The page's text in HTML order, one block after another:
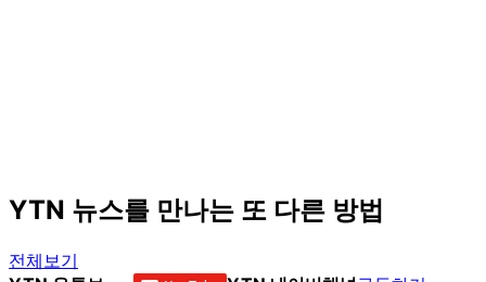
YTN 뉴스를 만나는 또 다른 방법
전체보기